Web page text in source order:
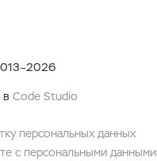
Code Studio
персональных данных
с персональными данными